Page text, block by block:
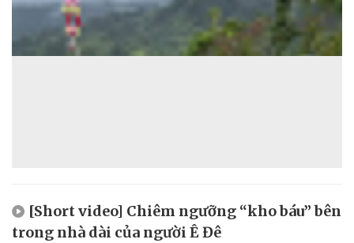
[Short video] Chiêm ngưỡng “kho báu” bên
trong nhà dài của người Ê Đê